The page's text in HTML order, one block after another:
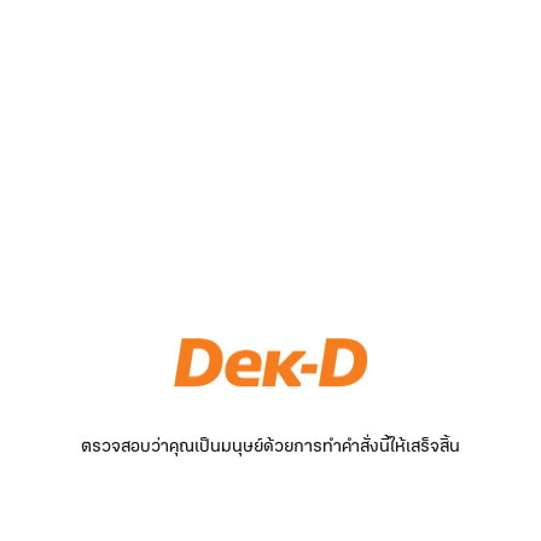
ตรวจสอบว่าคุณเป็นมนุษย์ด้วยการทำคำสั่งนี้ให้เสร็จสิ้น